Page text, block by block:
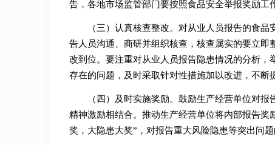
告，各地市场监管部门要按照食品安全举报奖励工
（三）认真核查整改。对从业人员报告的食
告人员沟通、商研并组织核查，核查属实的要立
改到位。要注重对从业人员报告隐患情况的分析
存在的问题，及时采取针对性措施加以改进，不断
（四）及时实施奖励。鼓励生产经营单位对
精神激励相结合。推动生产经营单位将内部报告
奖，大隐患大奖”，对报告重大风险隐患等突出问题